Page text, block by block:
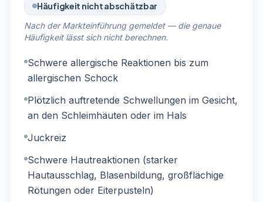
Häufigkeit nicht abschätzbar
Nach der Markteinführung gemeldet — die genaue
Häufigkeit lässt sich nicht berechnen.
Schwere allergische Reaktionen bis zum
allergischen Schock
Plötzlich auftretende Schwellungen im Gesicht,
an den Schleimhäuten oder im Hals
Juckreiz
Schwere Hautreaktionen (starker
Hautausschlag, Blasenbildung, großflächige
Rötungen oder Eiterpusteln)